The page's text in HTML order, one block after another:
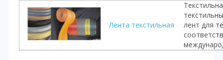
Лента текстильная
лент для